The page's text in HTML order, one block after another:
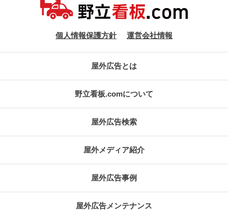
個人情報保護方針 運営会社情報
屋外広告とは
野立看板.comについて
屋外広告検索
屋外メディア紹介
屋外広告事例
屋外広告メンテナンス